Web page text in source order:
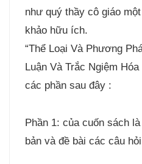
như quý thầy cô giáo
khảo hữu ích.
“Thể Loại Và Phương
Luận Và Trắc Ngiệm
các phần sau đây :
Phần 1: của cuốn sách
bản và đề bài các câu